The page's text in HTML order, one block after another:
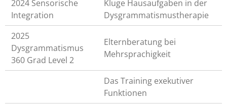
2024 Sensorische
Integration
Kluge Hausaufgaben in der
Dysgrammatismustherapie
2025
Dysgrammatismus
360 Grad Level 2
Elternberatung bei
Mehrsprachigkeit
Das Training exekutiver
Funktionen